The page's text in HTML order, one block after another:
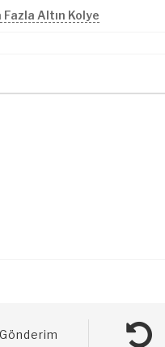
Fazla Altın Kolye